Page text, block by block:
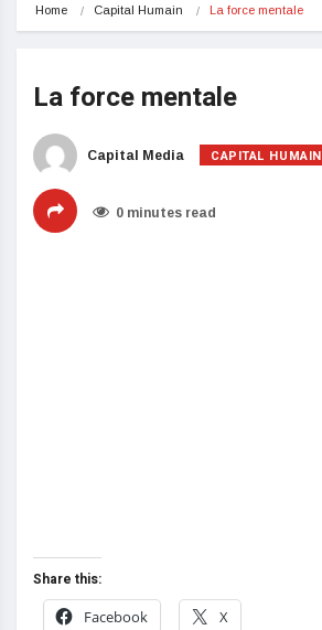
Home Capital Humain La force mentale
La force mentale
Capital Media CAPITAL HUMAIN
0 minutes read
Share this:
Facebook
X